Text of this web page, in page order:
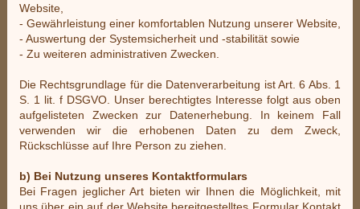
Website,
- Gewährleistung einer komfortablen Nutzung unserer Website,
- Auswertung der Systemsicherheit und -stabilität sowie
- Zu weiteren administrativen Zwecken.
Die Rechtsgrundlage für die Datenverarbeitung ist Art. 6 Abs. 1
S. 1 lit. f DSGVO. Unser berechtigtes Interesse folgt aus oben
aufgelisteten Zwecken zur Datenerhebung. In keinem Fall
verwenden wir die erhobenen Daten zu dem Zweck,
Rückschlüsse auf Ihre Person zu ziehen.
b) Bei Nutzung unseres Kontaktformulars
Bei Fragen jeglicher Art bieten wir Ihnen die Möglichkeit, mit
uns über ein auf der Website bereitgestelltes Formular Kontakt